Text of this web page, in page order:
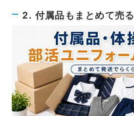
2. 付属品もまとめて売る